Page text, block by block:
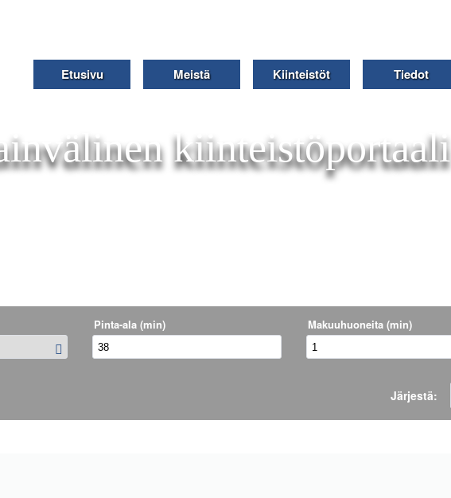
Etusivu Meistä Kiinteistöt Tiedot
kiinteistöportaali
Pinta-ala (min) Makuuhuoneita (min)
Järjestä: